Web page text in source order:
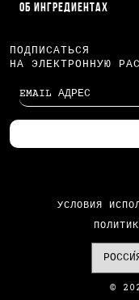
ОБ ИНГРЕДИЕНТАХ
ПОДПИСАТЬСЯ
НА ЭЛЕКТРОННУЮ
УСЛОВИЯ
©